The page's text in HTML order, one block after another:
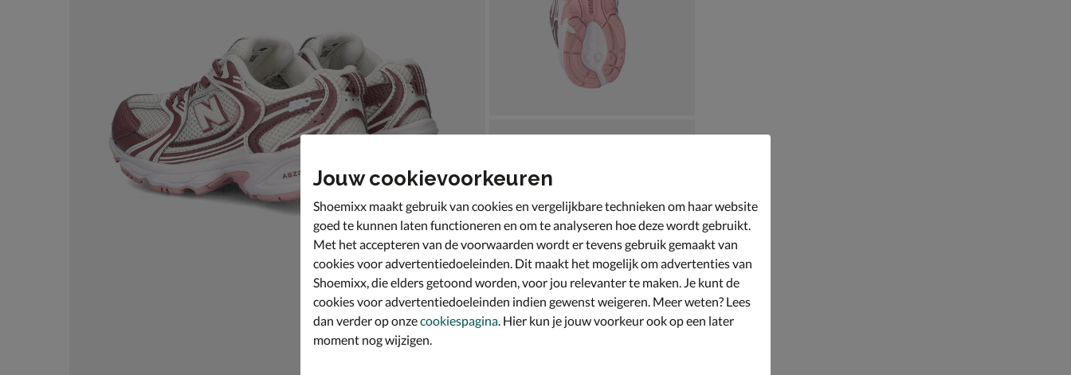
Jouw cookievoorkeuren
Shoemixx maakt gebruik van cookies en vergelijkbare technieken om haar website
goed te kunnen laten functioneren en om te analyseren hoe deze wordt gebruikt.
Met het accepteren van de voorwaarden wordt er tevens gebruik gemaakt van
cookies voor advertentiedoeleinden. Dit maakt het mogelijk om advertenties van
Shoemixx, die elders getoond worden, voor jou relevanter te maken. Je kunt de
cookies voor advertentiedoeleinden indien gewenst weigeren. Meer weten? Lees
dan verder op onzecookiespagina. Hier kun je jouw voorkeur ook op een later
moment nog wijzigen.